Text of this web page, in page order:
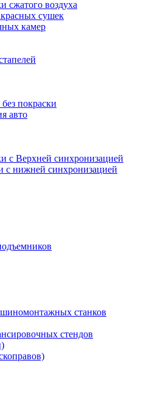
сжатого воздуха
сушек
камер
покраски
авто
с Верхней синхронизацией
с нижней синхронизацией
шиномонтажных станков
стендов